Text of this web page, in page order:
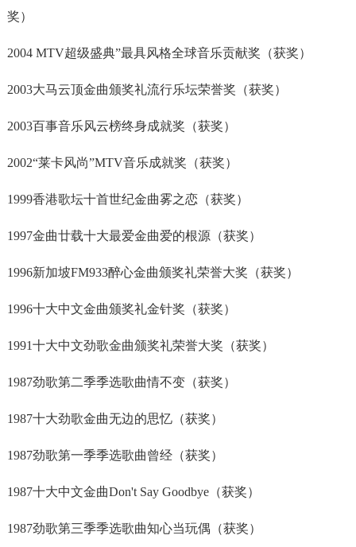
奖）
2004 MTV超级盛典”最具风格全球音乐贡献奖（获奖）
2003大马云顶金曲颁奖礼流行乐坛荣誉奖（获奖）
2003百事音乐风云榜终身成就奖（获奖）
2002“莱卡风尚”MTV音乐成就奖（获奖）
1999香港歌坛十首世纪金曲雾之恋（获奖）
1997金曲廿载十大最爱金曲爱的根源（获奖）
1996新加坡FM933醉心金曲颁奖礼荣誉大奖（获奖）
1996十大中文金曲颁奖礼金针奖（获奖）
1991十大中文劲歌金曲颁奖礼荣誉大奖（获奖）
1987劲歌第二季季选歌曲情不变（获奖）
1987十大劲歌金曲无边的思忆（获奖）
1987劲歌第一季季选歌曲曾经（获奖）
1987十大中文金曲Don't Say Goodbye（获奖）
1987劲歌第三季季选歌曲知心当玩偶（获奖）